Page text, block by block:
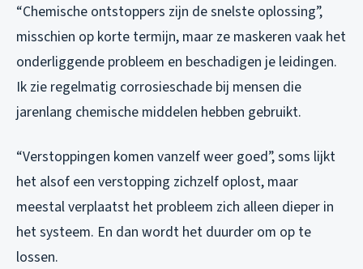
“Chemische ontstoppers zijn de snelste oplossing”,
misschien op korte termijn, maar ze maskeren vaak het
onderliggende probleem en beschadigen je leidingen.
Ik zie regelmatig corrosieschade bij mensen die
jarenlang chemische middelen hebben gebruikt.
“Verstoppingen komen vanzelf weer goed”, soms lijkt
het alsof een verstopping zichzelf oplost, maar
meestal verplaatst het probleem zich alleen dieper in
het systeem. En dan wordt het duurder om op te
lossen.